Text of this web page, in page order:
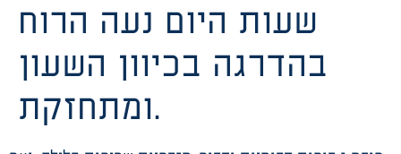
שעות היום נעה הרוח
בהדרגה בכיוון השעון
ומתחזקת.